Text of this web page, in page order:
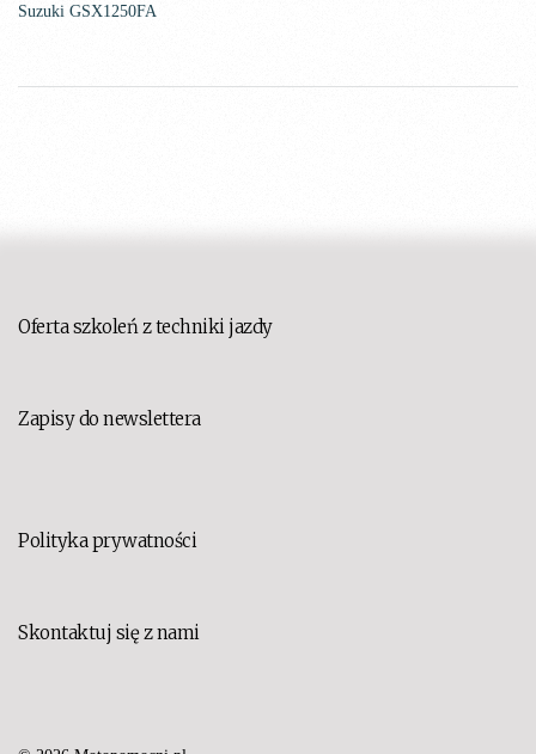
Suzuki GSX1250FA
Oferta szkoleń z techniki jazdy
Zapisy do newslettera
Polityka prywatności
Skontaktuj się z nami